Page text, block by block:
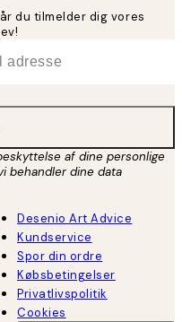
du tilmelder dig vores
af dine personlige
behandler dine data
Desenio Art Advice
Kundservice
Spor din ordre
Købsbetingelser
Privatlivspolitik
Cookies